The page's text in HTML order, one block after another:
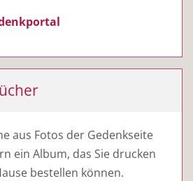
aus Fotos der Gedenkseite
ein Album, das Sie drucken
bestellen können.